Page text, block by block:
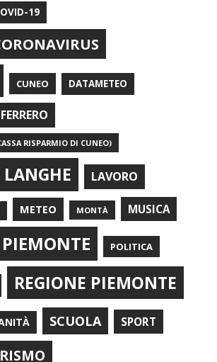
19
CUNEO DATAMETEO
FERRERO
RISPARMIO DI CUNEO)
LANGHE LAVORO
METEO MONTÀ MUSICA
PIEMONTE POLITICA
REGIONE PIEMONTE
SCUOLA SPORT